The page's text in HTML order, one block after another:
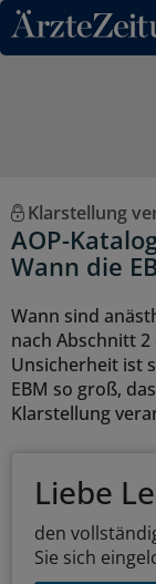
Direkt zum
Klarstellung
AOP-
Wann die
Wann sind
nach Abschnitt 2
Unsicherheit ist
EBM so groß,
Klarstellung
Liebe
den
Sie sich